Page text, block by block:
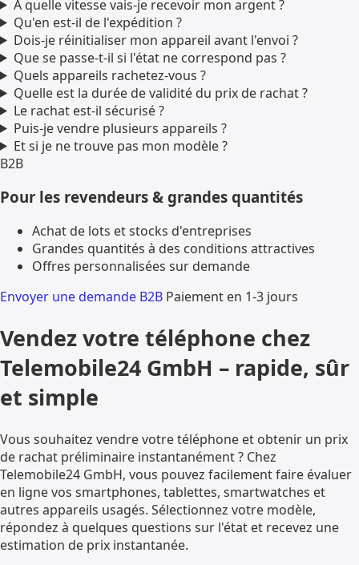
À quelle vitesse vais-je recevoir mon argent ?
Qu'en est-il de l'expédition ?
Dois-je réinitialiser mon appareil avant l'envoi ?
Que se passe-t-il si l'état ne correspond pas ?
Quels appareils rachetez-vous ?
Quelle est la durée de validité du prix de rachat ?
Le rachat est-il sécurisé ?
Puis-je vendre plusieurs appareils ?
Et si je ne trouve pas mon modèle ?
B2B
Pour les revendeurs & grandes quantités
Achat de lots et stocks d'entreprises
Grandes quantités à des conditions attractives
Offres personnalisées sur demande
Envoyer une demande B2B Paiement en 1-3 jours
Vendez votre téléphone chez
Telemobile24 GmbH – rapide, sûr
et simple
Vous souhaitez vendre votre téléphone et obtenir un prix
de rachat préliminaire instantanément ? Chez
Telemobile24 GmbH, vous pouvez facilement faire évaluer
en ligne vos smartphones, tablettes, smartwatches et
autres appareils usagés. Sélectionnez votre modèle,
répondez à quelques questions sur l'état et recevez une
estimation de prix instantanée.